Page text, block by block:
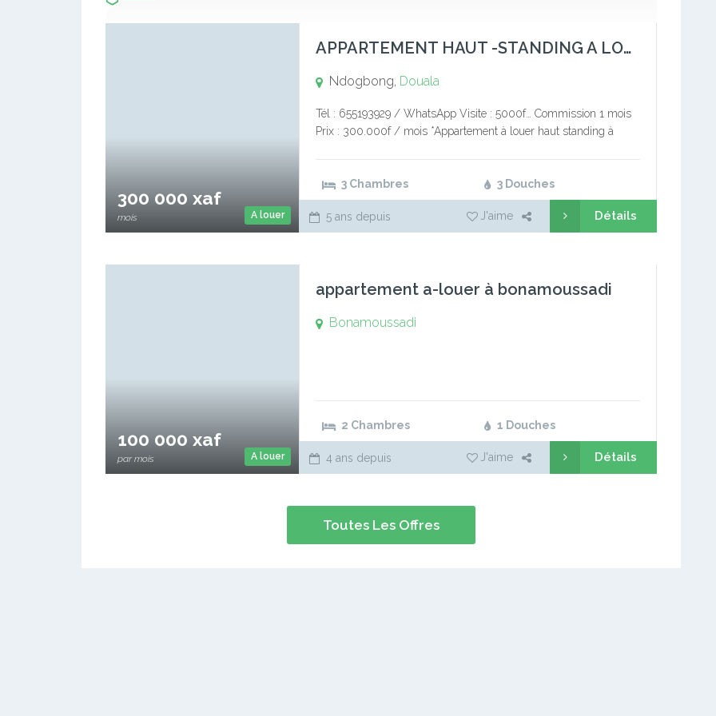
A louer
300 000 xaf
mois
APPARTEMENT HAUT -STANDING A LOUER
Ndogbong, Douala
Tél : 655193929 / WhatsApp Visite : 5000f… Commission 1 mois
Prix : 300.000f / mois *Appartement à louer haut standing à
3 Chambres 3 Douches
5 ans depuis J'aime Détails
A louer
100 000 xaf
par mois
appartement a-louer à bonamoussadi
Bonamoussadi
2 Chambres 1 Douches
4 ans depuis J'aime Détails
Toutes Les Offres